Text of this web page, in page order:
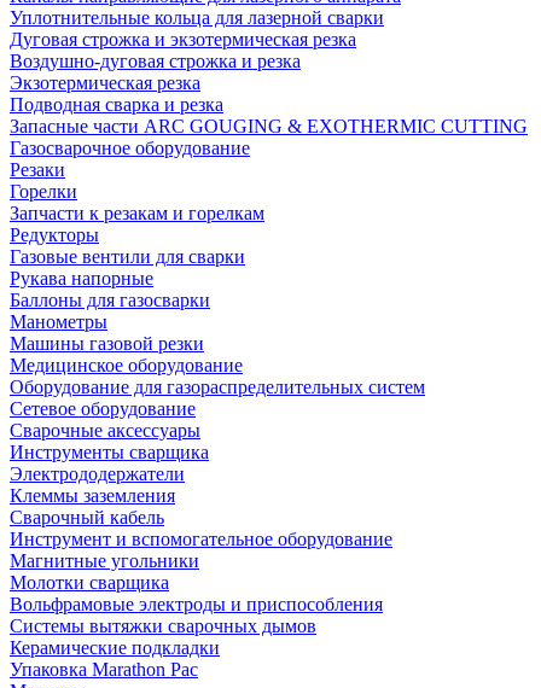
Уплотнительные кольца для лазерной сварки
Дуговая строжка и экзотермическая резка
Воздушно-дуговая строжка и резка
Экзотермическая резка
Подводная сварка и резка
Запасные части ARC GOUGING & EXOTHERMIC CUTTING
Газосварочное оборудование
Резаки
Горелки
Запчасти к резакам и горелкам
Редукторы
Газовые вентили для сварки
Рукава напорные
Баллоны для газосварки
Манометры
Машины газовой резки
Медицинское оборудование
Оборудование для газораспределительных систем
Сетевое оборудование
Сварочные аксессуары
Инструменты сварщика
Электрододержатели
Клеммы заземления
Сварочный кабель
Инструмент и вспомогательное оборудование
Магнитные угольники
Молотки сварщика
Вольфрамовые электроды и приспособления
Системы вытяжки сварочных дымов
Керамические подкладки
Упаковка Marathon Pac